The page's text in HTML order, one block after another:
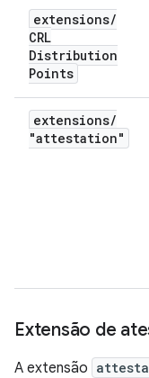
extensions/
CRL
Distribution
Points
extensions/
"attestation"
Extensão de
A extensão